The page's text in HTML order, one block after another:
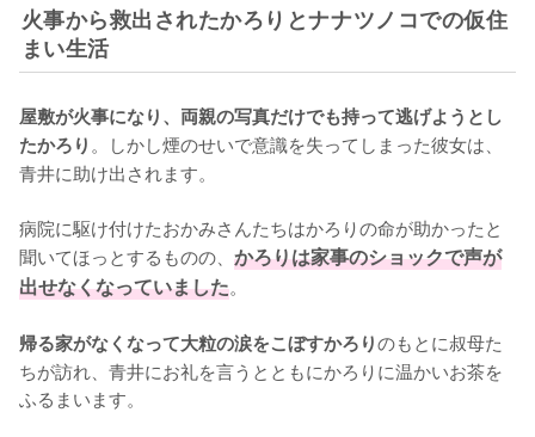
火事から救出されたかろりとナナツノコでの仮住
まい生活
屋敷が火事になり、両親の写真だけでも持って逃げようとし
たかろり 。しかし煙のせいで意識を失ってしまった彼女は、
青井に助け出されます。
病院に駆け付けたおかみさんたちはかろりの命が助かったと
聞いてほっとするものの、 かろりは家事のショックで声が
出せなくなっていました。
帰る家がなくなって大粒の涙をこぼすかろりのもとに叔母た
ちが訪れ、青井にお礼を言うとともにかろりに温かいお茶を
ふるまいます。